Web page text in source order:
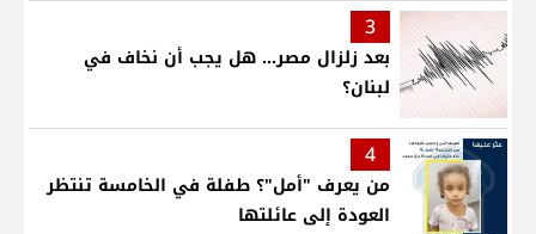
3
بعد زلزال مصر... هل يجب أن نخاف في
لبنان؟
4
من يعرف "أمل"؟ طفلة في الخامسة تنتظر
العودة إلى عائلتها